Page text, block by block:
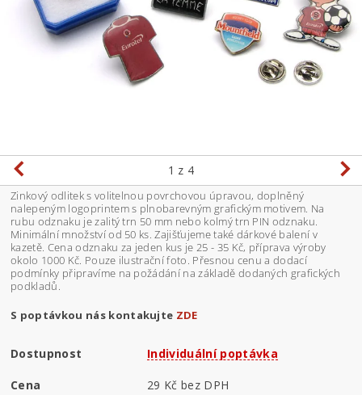
1 z 4
Zinkový odlitek s volitelnou povrchovou úpravou, doplněný
nalepeným logoprintem s plnobarevným grafickým motivem. Na
rubu odznaku je zalitý trn 50 mm nebo kolmý trn PIN odznaku.
Minimální množství od 50 ks. Zajišťujeme také dárkové balení v
kazetě. Cena odznaku za jeden kus je 25 - 35 Kč, příprava výroby
okolo 1000 Kč. Pouze ilustrační foto. Přesnou cenu a dodací
podmínky připravíme na požádání na základě dodaných grafických
podkladů.
S poptávkou nás kontakujte ZDE
Dostupnost Individuální poptávka
Cena 29 Kč bez DPH